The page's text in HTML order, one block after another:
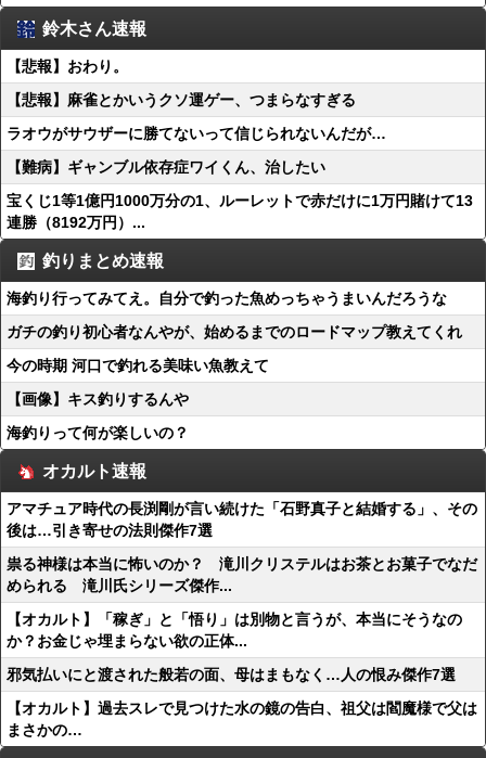
鈴木さん速報
【悲報】おわり。
【悲報】麻雀とかいうクソ運ゲー、つまらなすぎる
ラオウがサウザーに勝てないって信じられないんだが…
【難病】ギャンブル依存症ワイくん、治したい
宝くじ1等1億円1000万分の1、ルーレットで赤だけに1万円賭けて13
連勝（8192万円）...
釣りまとめ速報
海釣り行ってみてえ。自分で釣った魚めっちゃうまいんだろうな
ガチの釣り初心者なんやが、始めるまでのロードマップ教えてくれ
今の時期 河口で釣れる美味い魚教えて
【画像】キス釣りするんや
海釣りって何が楽しいの？
オカルト速報
アマチュア時代の長渕剛が言い続けた「石野真子と結婚する」、その
後は…引き寄せの法則傑作7選
祟る神様は本当に怖いのか？ 滝川クリステルはお茶とお菓子でなだ
められる 滝川氏シリーズ傑作...
【オカルト】「稼ぎ」と「悟り」は別物と言うが、本当にそうなの
か？お金じゃ埋まらない欲の正体...
邪気払いにと渡された般若の面、母はまもなく…人の恨み傑作7選
【オカルト】過去スレで見つけた水の鏡の告白、祖父は閻魔様で父は
まさかの…